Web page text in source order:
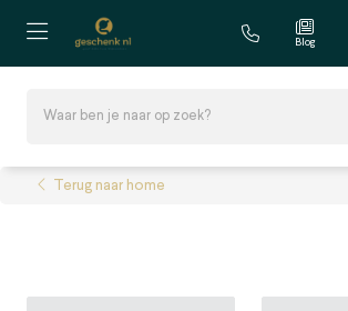
Blog
Terug naar home